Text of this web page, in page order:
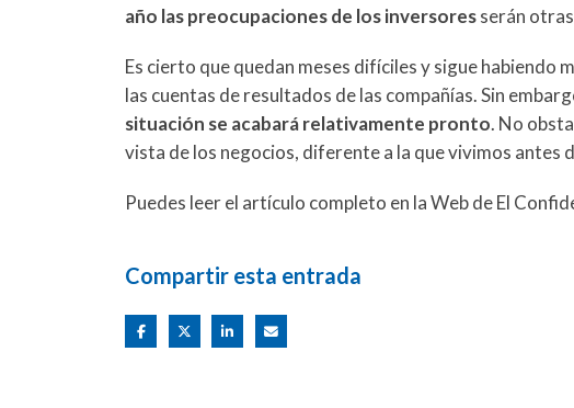
año las preocupaciones de los inversoresserán
Es cierto que quedan meses difíciles y sigue habiendo
las cuentas de resultados de las compañías. Sin
situación se acabará relativamente pronto. No
vista de los negocios, diferente a la que vivimos antes
Puedes leer el artículo completo en la Web de El
Compartir esta entrada